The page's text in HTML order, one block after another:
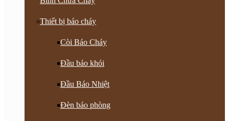
Thiết bị báo cháy
Còi Báo Cháy
Đầu báo khói
Đầu Báo Nhiệt
Đèn báo phòng